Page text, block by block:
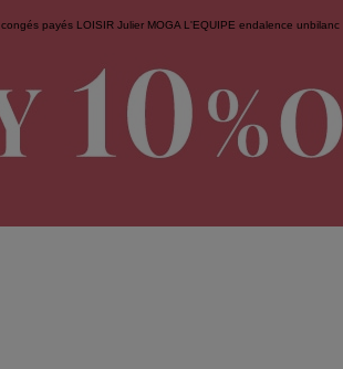
congés payés LOISIR Julier MOGA L'EQUIPE endalence unbilanc